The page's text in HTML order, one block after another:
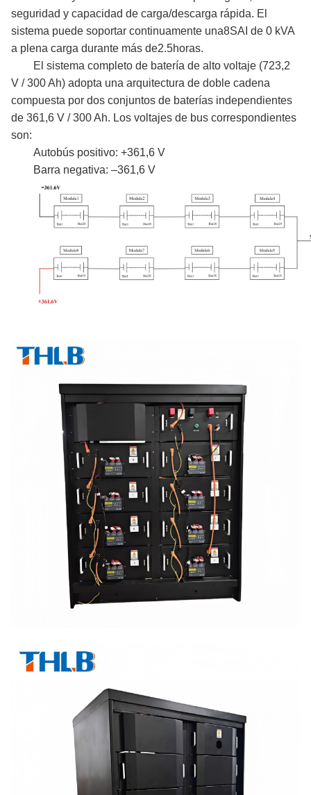
seguridad y capacidad de carga/descarga rápida. El
sistema puede soportar continuamente una8SAI de 0 kVA
a plena carga durante más de2.5horas.
El sistema completo de batería de alto voltaje (723,2
V / 300 Ah) adopta una arquitectura de doble cadena
compuesta por dos conjuntos de baterías independientes
de 361,6 V / 300 Ah. Los voltajes de bus correspondientes
son:
Autobús positivo: +361,6 V
Barra negativa: –361,6 V